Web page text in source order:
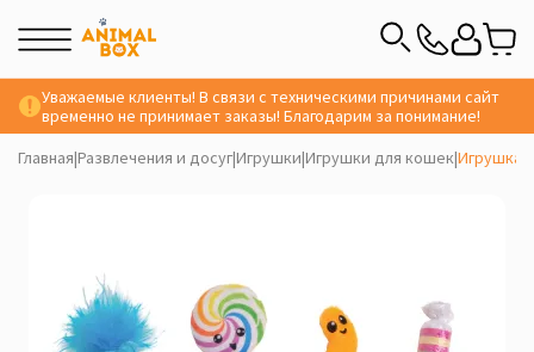
Уважаемые клиенты! В связи с техническими причинами сайт
временно не принимает заказы! Благодарим за понимание!
Главная|Развлечения и досуг|Игрушки|Игрушки для кошек|Игрушка